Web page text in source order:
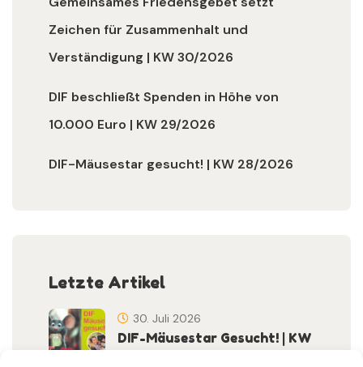
Zeichen für Zusammenhalt und
Verständigung | KW 30/2026
DIF beschließt Spenden in Höhe von
10.000 Euro | KW 29/2026
DIF-Mäusestar gesucht! | KW 28/2026
Letzte Artikel
DIF-Mäusestar Gesucht! | KW
30. Juli 2026